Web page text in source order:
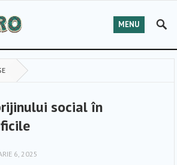
MENU
social în
6, 2025